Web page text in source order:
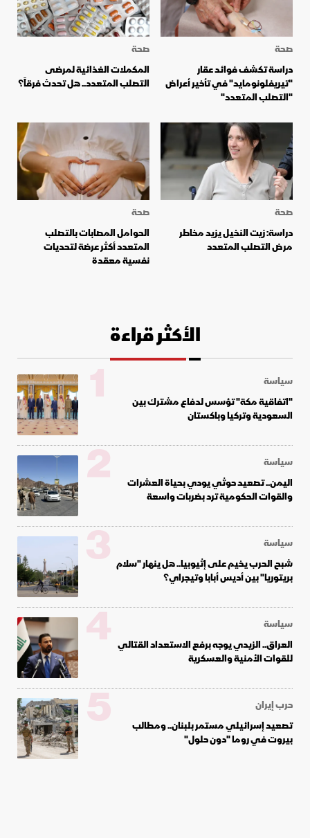
صحة
دراسة تكشف فوائد عقار
"تيريفلونومايد" في تأخير أعراض
"التصلب المتعدد"
صحة
المكملات الغذائية لمرضى
التصلب المتعدد.. هل تحدث فرقاً؟
صحة
دراسة: زيت النخيل يزيد مخاطر
مرض التصلب المتعدد
صحة
الحوامل المصابات بالتصلب
المتعدد أكثر عرضة لتحديات
نفسية معقدة
الأكثر قراءة
سياسة
"اتفاقية مكة" تؤسس لدفاع مشترك بين
السعودية وتركيا وباكستان
1
سياسة
اليمن.. تصعيد حوثي يودي بحياة العشرات
والقوات الحكومية ترد بضربات واسعة
2
سياسة
شبح الحرب يخيم على إثيوبيا.. هل ينهار "سلام
بريتوريا" بين أديس أبابا وتيجراي؟
3
سياسة
العراق.. الزيدي يوجه برفع الاستعداد القتالي
للقوات الأمنية والعسكرية
4
حرب إيران
تصعيد إسرائيلي مستمر بلبنان.. ومطالب
بيروت في روما "دون حلول"
5